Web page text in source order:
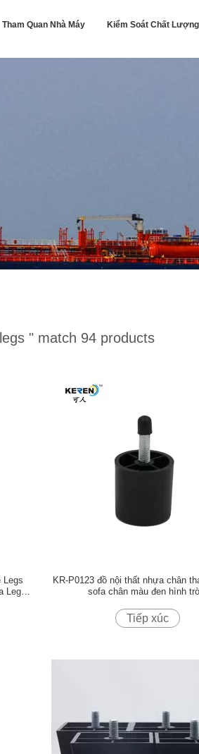
Tham Quan Nhà Máy Kiểm Soát Chất Lượng
" match 94 products
Legs
Legs
KR-P0123 đồ nội thất nhựa chân
sofa chân màu đen hình
Tiếp xúc